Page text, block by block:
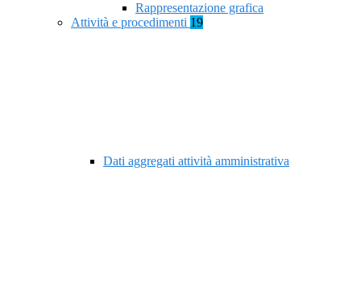
Rappresentazione grafica
Attività e procedimenti 19
Dati aggregati attività amministrativa